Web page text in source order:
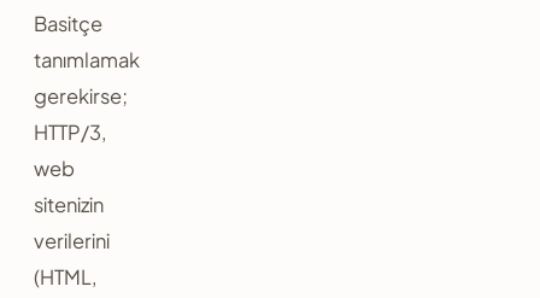
Basitçe
tanımlamak
gerekirse;
HTTP/3,
web
sitenizin
verilerini
(HTML,